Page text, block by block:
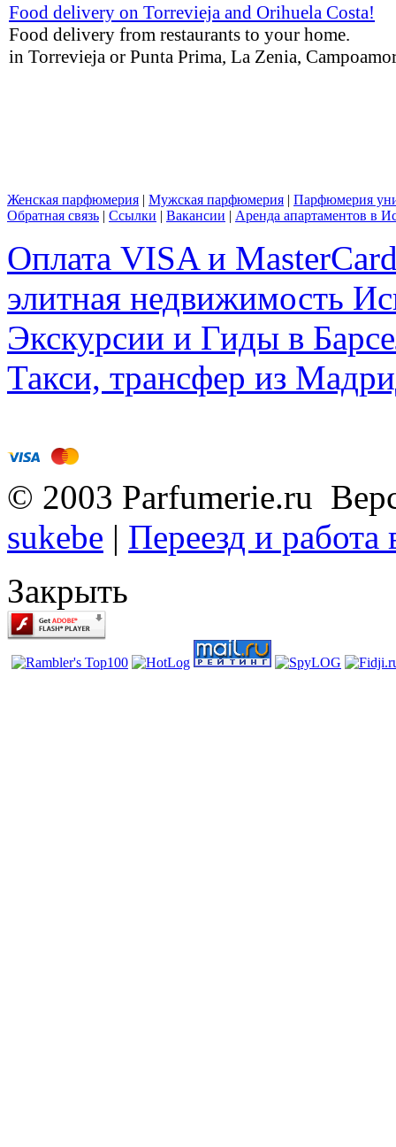
Food delivery on Torrevieja and Orihuela Costa!
Food delivery from restaurants to your home.
in Torrevieja or Punta Prima, La Zenia,
Женская парфюмерия | Мужская парфюмерия | Парфюмерия
Обратная связь | Ссылки | Вакансии | Аренда апартаментов в
Оплата VISA и
элитная недвижимость
Экскурсии и Гиды в
Такси, трансфер из
© 2003 Parfumerie.ru
sukebe | Переезд и
Закрыть